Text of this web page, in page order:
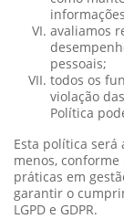
avaliamos
pessoais;
todos os
violação
Política
Esta política
menos,
práticas em
garantir o
LGPD e GDPR.